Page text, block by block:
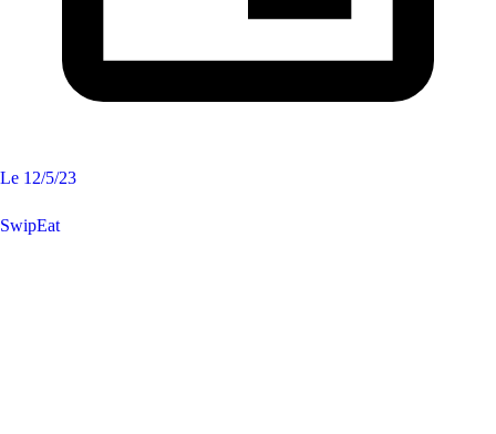
Le 12/5/23
SwipEat